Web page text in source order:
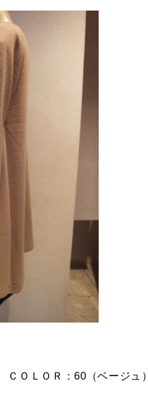
ＯＬＯＲ：60（ベージュ）